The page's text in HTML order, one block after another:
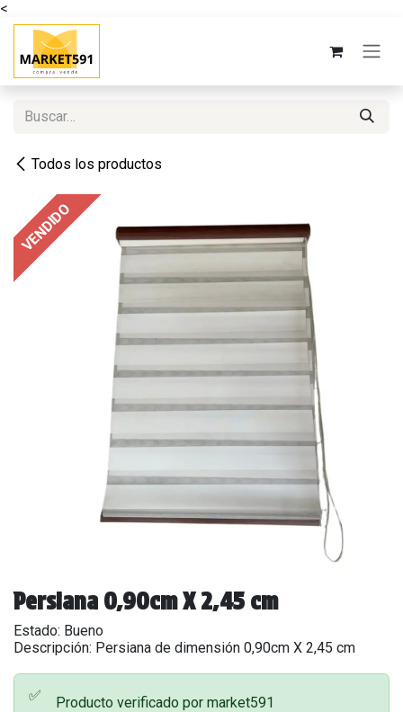
<
Ir al contenido
Todos los productos
VENDIDO
Persiana 0,90cm X 2,45 cm
Estado: Bueno
Descripción: Persiana de dimensión 0,90cm X 2,45 cm
✅ Producto verificado por market591